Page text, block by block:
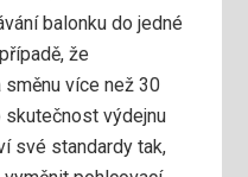
balonku do jedné
že
více než 30
skutečnost výdejnu
své standardy tak,